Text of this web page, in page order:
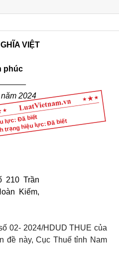
lực: Đã biết
trạng hiệu lực: Đã biết
VIỆT
phúc
năm 2024
210 Trần
Kiếm,
02- 2024/HDUD THUE của
đề này, Cục Thuế tỉnh Nam